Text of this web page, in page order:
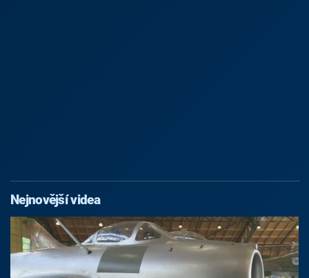
Nejnovější videa